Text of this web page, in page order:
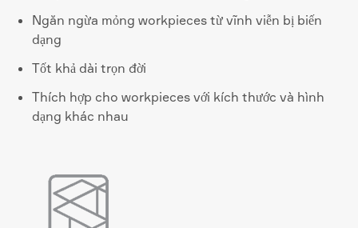
Ngăn ngừa mỏng workpieces từ vĩnh viễn bị biến
dạng
Tốt khả dài trọn đời
Thích hợp cho workpieces với kích thước và hình
dạng khác nhau